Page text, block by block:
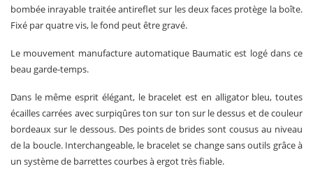
bombée inrayable traitée antireflet sur les deux faces protège la boîte.
Fixé par quatre vis, le fond peut être gravé.
Le mouvement manufacture automatique Baumatic est logé dans ce
beau garde-temps.
Dans le même esprit élégant, le bracelet est en alligator bleu, toutes
écailles carrées avec surpiqûres ton sur ton sur le dessus et de couleur
bordeaux sur le dessous. Des points de brides sont cousus au niveau
de la boucle. Interchangeable, le bracelet se change sans outils grâce à
un système de barrettes courbes à ergot très fiable.